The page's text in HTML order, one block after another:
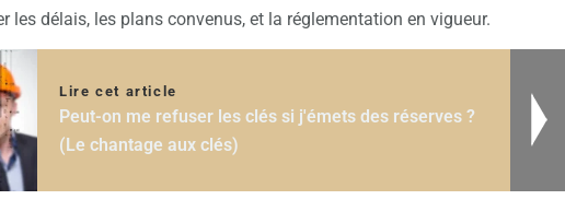
les délais, les plans convenus, et la réglementation en vigueur.
Lire cet article
Peut-on me refuser les clés si j'émets des réserves ?
(Le chantage aux clés)